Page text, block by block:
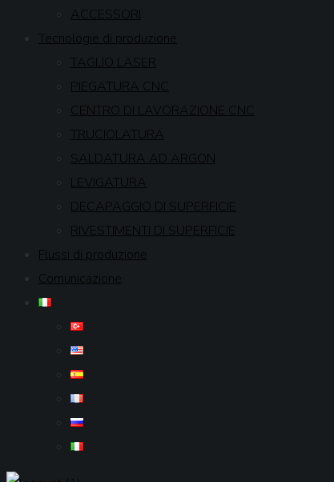
ACCESSORI
Tecnologie di produzione
TAGLIO LASER
PIEGATURA CNC
CENTRO DI LAVORAZIONE CNC
TRUCIOLATURA
SALDATURA AD ARGON
LEVIGATURA
DECAPAGGIO DI SUPERFICIE
RIVESTIMENTI DI SUPERFICIE
Flussi di produzione
Comunicazione